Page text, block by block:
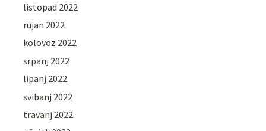
listopad 2022
rujan 2022
kolovoz 2022
srpanj 2022
lipanj 2022
svibanj 2022
travanj 2022